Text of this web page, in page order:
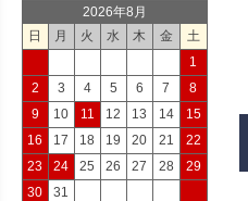
2026年8月
日
月 火 水 木 金
土
1
2
3 4 5 6 7
8
9
10 11 12 13 14
15
16
17 18 19 20 21
22
23
24 25 26 27 28
29
30
31